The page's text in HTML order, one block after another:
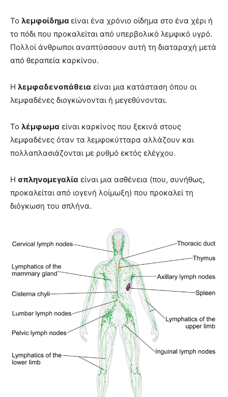
Το λεμφοίδημα είναι ένα χρόνιο οίδημα στο ένα χέρι ή
το πόδι που προκαλείται από υπερβολικό λεμφικό υγρό.
Πολλοί άνθρωποι αναπτύσσουν αυτή τη διαταραχή μετά
από θεραπεία καρκίνου.
Η λεμφαδενοπάθεια είναι μια κατάσταση όπου οι
λεμφαδένες διογκώνονται ή μεγεθύνονται.
Το λέμφωμα είναι καρκίνος που ξεκινά στους
λεμφαδένες όταν τα λεμφοκύτταρα αλλάζουν και
πολλαπλασιάζονται με ρυθμό εκτός ελέγχου.
Η σπληνομεγαλία είναι μια ασθένεια (που, συνήθως,
προκαλείται από ιογενή λοίμωξη) που προκαλεί τη
διόγκωση του σπλήνα.